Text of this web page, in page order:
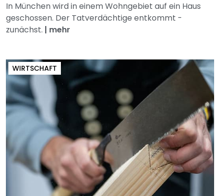
In München wird in einem Wohngebiet auf ein Haus
geschossen. Der Tatverdächtige entkommt -
zunächst. | mehr
WIRTSCHAFT